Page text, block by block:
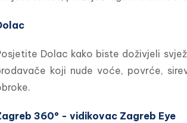
Dolac kako biste doživjeli
koji nude voće, povrće,
360° - vidikovac Zagreb Eye